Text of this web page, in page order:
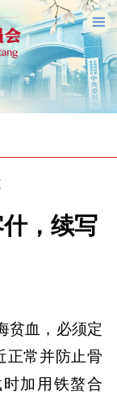
，续写
贫血，必须定
正常并防止骨
加用铁螯合